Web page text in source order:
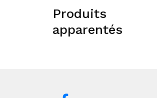
Produits
apparentés